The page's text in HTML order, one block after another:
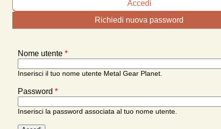
Accedi
Richiedi nuova password
Nome utente *
Inserisci il tuo nome utente Metal Gear Planet.
Password *
Inserisci la password associata al tuo nome utente.